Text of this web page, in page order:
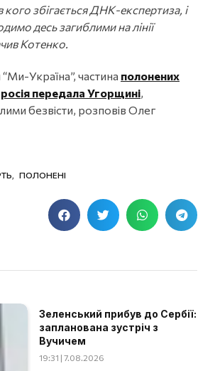
кого збігається ДНК-експертиза, і
десь загиблими на лінії
Котенко.
Україна”, частина полонених
росія передала Угорщині,
безвісти, розповів Олег
ПОЛОНЕНІ
Зеленський прибув до Сербії:
запланована зустріч з
Вучичем
19:31 | 7.08.2026